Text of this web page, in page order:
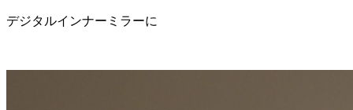
デジタルインナーミラーに